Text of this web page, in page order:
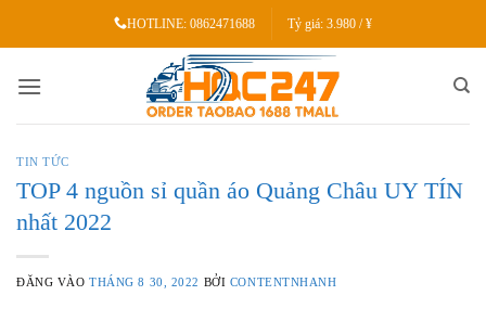
dung
HOTLINE: 0862471688 Tỷ giá: 3.980 / ¥
TIN TỨC
TOP 4 nguồn sỉ quần áo Quảng Châu UY TÍN
nhất 2022
ĐĂNG VÀOTHÁNG 8 30, 2022 BỞI CONTENTNHANH